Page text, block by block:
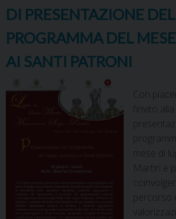
DI PRESENTAZIONE DEL
PROGRAMMA DEL
AI SANTI PATRONI
Con
l’invito
mese di
Martiri e
percorso